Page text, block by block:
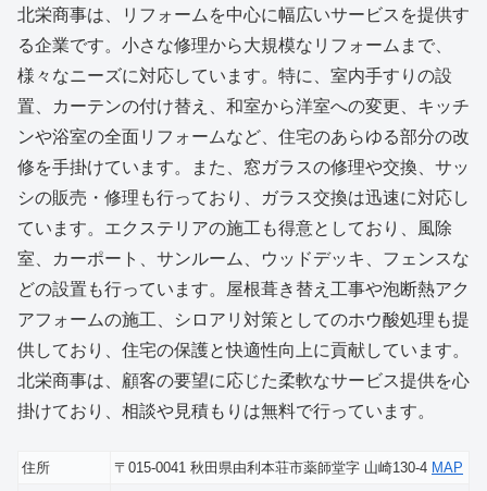
北栄商事は、リフォームを中心に幅広いサービスを提供す
る企業です。小さな修理から大規模なリフォームまで、
様々なニーズに対応しています。特に、室内手すりの設
置、カーテンの付け替え、和室から洋室への変更、キッチ
ンや浴室の全面リフォームなど、住宅のあらゆる部分の改
修を手掛けています。また、窓ガラスの修理や交換、サッ
シの販売・修理も行っており、ガラス交換は迅速に対応し
ています。エクステリアの施工も得意としており、風除
室、カーポート、サンルーム、ウッドデッキ、フェンスな
どの設置も行っています。屋根葺き替え工事や泡断熱アク
アフォームの施工、シロアリ対策としてのホウ酸処理も提
供しており、住宅の保護と快適性向上に貢献しています。
北栄商事は、顧客の要望に応じた柔軟なサービス提供を心
掛けており、相談や見積もりは無料で行っています。
住所 〒015-0041 秋田県由利本荘市薬師堂字 山崎130-4 MAP